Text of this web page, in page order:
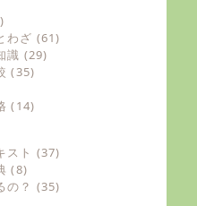
わざ (61)
識 (29)
(35)
(14)
スト (37)
(8)
の？ (35)